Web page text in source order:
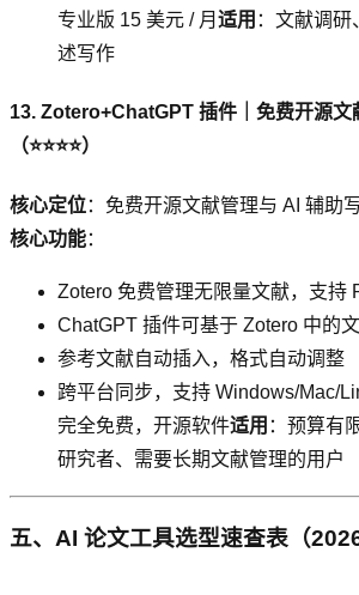
专业版 15 美元 / 月 适用 ：文献调
述写作
13. Zotero+ChatGPT 插件｜免费开源文
（⭐⭐⭐⭐）
核心定位：免费开源文献管理与 AI 辅助
核心功能：
Zotero 免费管理无限量文献，支持
ChatGPT 插件可基于 Zotero 中的
参考文献自动插入，格式自动调整
跨平台同步，支持 Windows/Mac/
完全免费，开源软件适用 ：预算有
研究者、需要长期文献管理的用户
五、AI 论文工具选型速查表（